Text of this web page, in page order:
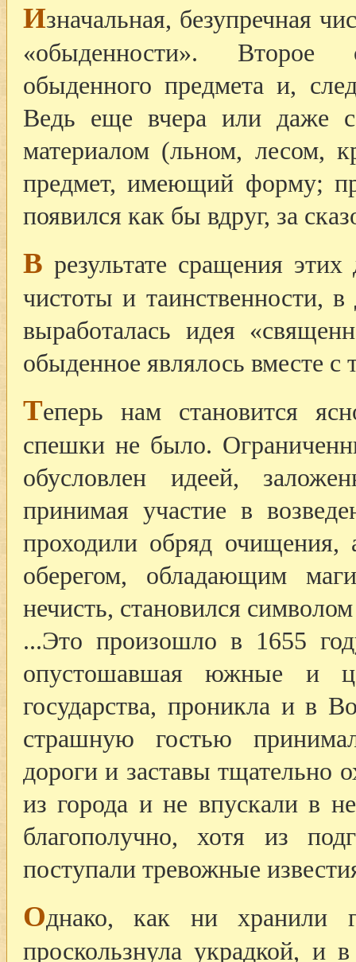
Изначальная, безупречная
«обыденности».
обыденного предмета и,
Ведь еще вчера или даже
материалом (льном, лесом,
предмет, имеющий форму;
появился как бы вдруг, за
В результате сращения
чистоты и таинственности,
выработалась идея
обыденное являлось вместе
Теперь нам становится
спешки не было.
обусловлен идеей,
принимая участие в
проходили обряд очищения,
оберегом, обладающим
нечисть, становился
...Это произошло в 1655
опустошавшая южные и
государства, проникла и в
страшную гостью
дороги и заставы тщательно
из города и не впускали в
благополучно, хотя из
поступали тревожные
Однако, как ни хранили
проскользнула украдкой, и